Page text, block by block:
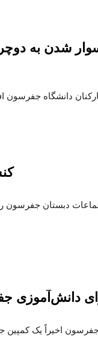
شدن به
دانشگاه جفرسون
دبستان جفرسون
اخیراً یک کمپین